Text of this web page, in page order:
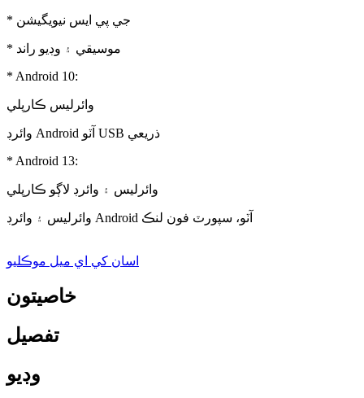
* جي پي ايس نيويگيشن
* موسيقي ۽ وڊيو راند
* Android 10:
وائرليس ڪارپلي
وائرڊ Android آٽو USB ذريعي
* Android 13:
وائرليس ۽ وائرڊ لاڳو ڪارپلي
وائرليس ۽ وائرڊ Android آٽو، سپورٽ فون لنڪ
اسان کي اي ميل موڪليو
خاصيتون
تفصيل
وڊيو